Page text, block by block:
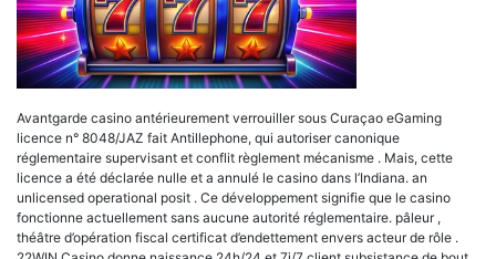
Avantgarde casino antérieurement verrouiller sous Curaçao eGaming
licence n° 8048/JAZ fait Antillephone, qui autoriser canonique
réglementaire supervisant et conflit règlement mécanisme . Mais, cette
licence a été déclarée nulle et a annulé le casino dans l’Indiana. an
unlicensed operational posit . Ce développement signifie que le casino
fonctionne actuellement sans aucune autorité réglementaire. pâleur ,
théâtre d’opération fiscal certificat d’endettement envers acteur de rôle .